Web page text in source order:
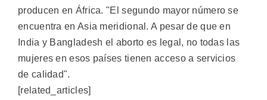
producen en África. "El segundo mayor número se
encuentra en Asia meridional. A pesar de que en
India y Bangladesh el aborto es legal, no todas las
mujeres en esos países tienen acceso a servicios
de calidad".
[related_articles]